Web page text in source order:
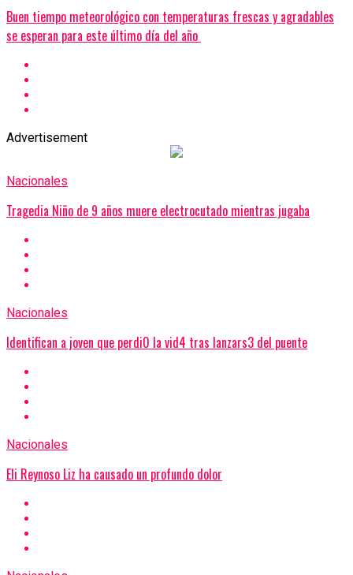
Buen tiempo meteorológico con temperaturas frescas y agradables
se esperan para este último día del año
Advertisement
Nacionales
Tragedia Niño de 9 años muere electrocutado mientras jugaba
Nacionales
Identifican a joven que perdi0 la vid4 tras lanzars3 del puente
Nacionales
Eli Reynoso Liz ha causado un profundo dolor